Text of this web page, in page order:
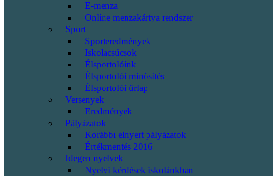
E-menza
Online menzakártya rendszer
Sport
Sporteredmények
Iskolacsúcsok
Élsportolóink
Élsportolói minősítés
Élsportolói űrlap
Versenyek
Eredmények
Pályázatok
Korábbi elnyert pályázatok
Értékmentés 2016
Idegen nyelvek
Nyelvi kérdések iskolánkban